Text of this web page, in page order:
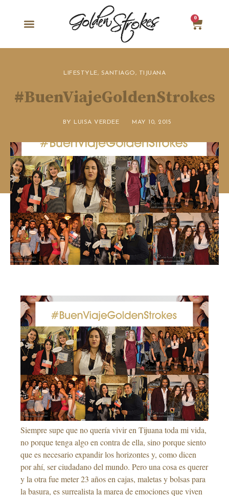
0
LIFESTYLE, SANTIAGO, TIJUANA
#BuenViajeGoldenStrokes
BY LUISA VERDEE MAY 10, 2015
Siempre supe que no quería vivir en Tijuana toda mi vida,
no porque tenga algo en contra de ella, sino porque siento
que es necesario expandir los horizontes y, como dicen
por ahí, ser ciudadano del mundo. Pero una cosa es querer
y la otra fue meter 23 años en cajas, maletas y bolsas para
la basura, es surrealista la marea de emociones que viven